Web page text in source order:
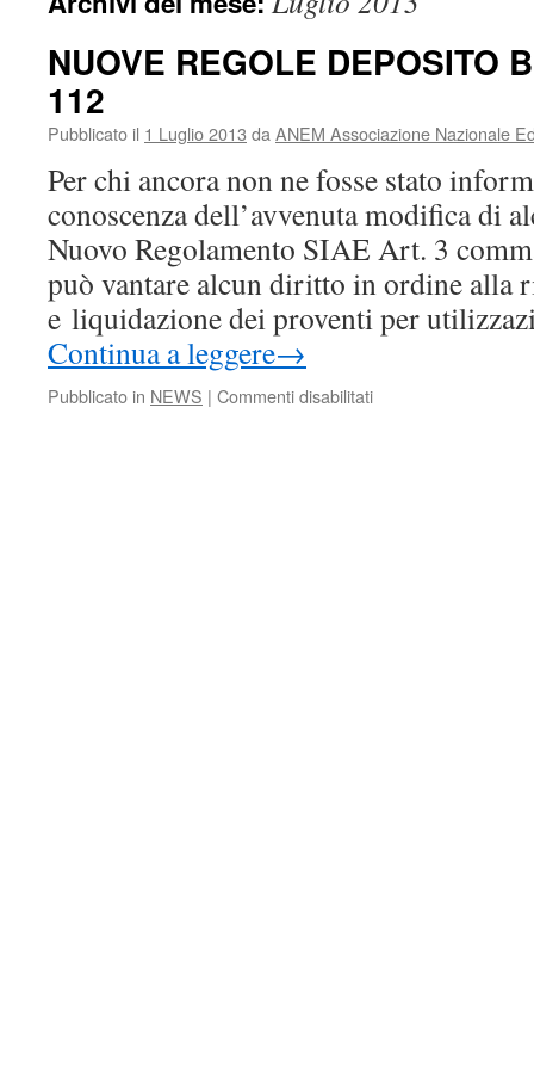
NUOVE REGOLE DEPOSITO
112
Pubblicato il 1 Luglio 2013 da ANEM Associazione Nazionale
Per chi ancora non ne fosse stato
conoscenza dell’avvenuta modifica di
Nuovo Regolamento SIAE Art. 3
può vantare alcun diritto in ordine alla
e liquidazione dei proventi per
Continua a leggere→
Pubblicato in NEWS | Commenti disabilitatisu